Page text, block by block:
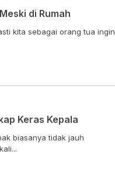
di Rumah
kita sebagai orang tua ingin
Keras Kepala
biasanya tidak jauh